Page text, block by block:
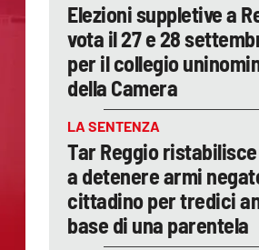
Elezioni suppletive a
vota il 27 e 28
per il collegio
della Camera
LA SENTENZA
Tar Reggio
a detenere armi
cittadino per tredici
base di una parentela